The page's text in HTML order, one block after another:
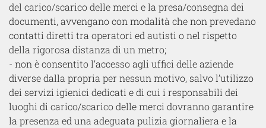
del carico/scarico delle merci e la presa/consegna dei
documenti, avvengano con modalità che non prevedano
contatti diretti tra operatori ed autisti o nel rispetto
della rigorosa distanza di un metro;
- non è consentito l’accesso agli uffici delle aziende
diverse dalla propria per nessun motivo, salvo l’utilizzo
dei servizi igienici dedicati e di cui i responsabili dei
luoghi di carico/scarico delle merci dovranno garantire
la presenza ed una adeguata pulizia giornaliera e la